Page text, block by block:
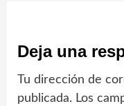
Deja una
Tu dirección de
publicada. Los